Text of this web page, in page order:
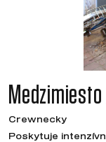
Crewnecky
Poskytuje